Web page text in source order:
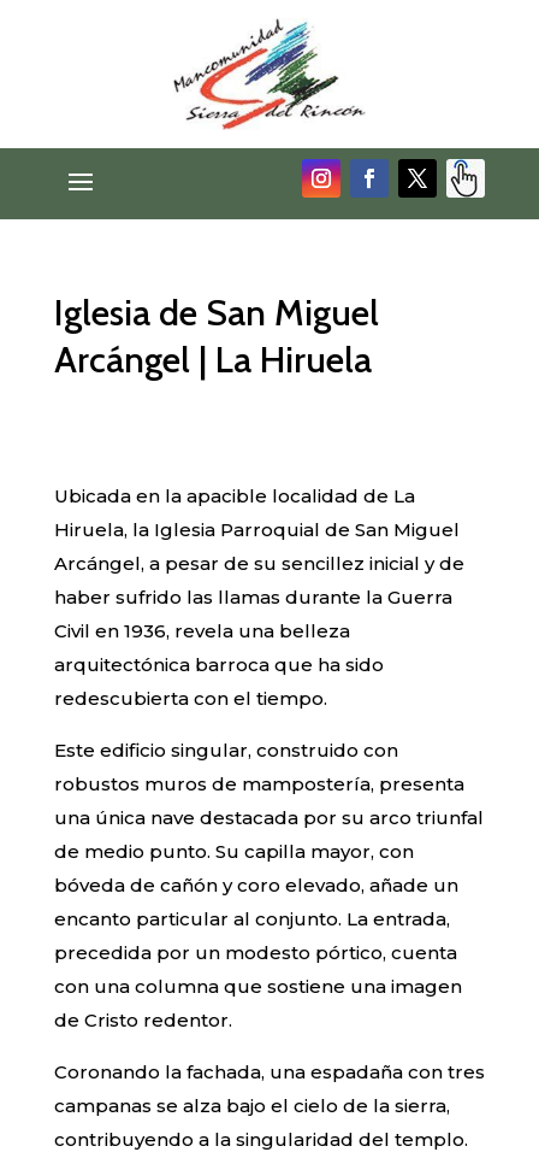
Iglesia de San Miguel
Arcángel | La Hiruela
Ubicada en la apacible localidad de La
Hiruela, la Iglesia Parroquial de San Miguel
Arcángel, a pesar de su sencillez inicial y de
haber sufrido las llamas durante la Guerra
Civil en 1936, revela una belleza
arquitectónica barroca que ha sido
redescubierta con el tiempo.
Este edificio singular, construido con
robustos muros de mampostería, presenta
una única nave destacada por su arco triunfal
de medio punto. Su capilla mayor, con
bóveda de cañón y coro elevado, añade un
encanto particular al conjunto. La entrada,
precedida por un modesto pórtico, cuenta
con una columna que sostiene una imagen
de Cristo redentor.
Coronando la fachada, una espadaña con tres
campanas se alza bajo el cielo de la sierra,
contribuyendo a la singularidad del templo.